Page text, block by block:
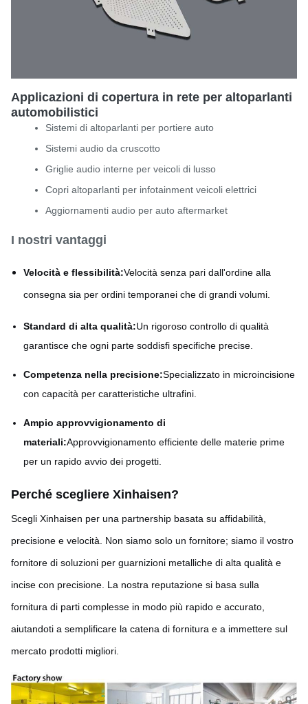
Applicazioni di copertura in rete per altoparlanti
automobilistici
Sistemi di altoparlanti per portiere auto
Sistemi audio da cruscotto
Griglie audio interne per veicoli di lusso
Copri altoparlanti per infotainment veicoli elettrici
Aggiornamenti audio per auto aftermarket
I nostri vantaggi
Velocità e flessibilità:Velocità senza pari dall'ordine alla
consegna sia per ordini temporanei che di grandi volumi.
Standard di alta qualità:Un rigoroso controllo di qualità
garantisce che ogni parte soddisfi specifiche precise.
Competenza nella precisione:Specializzato in microincisione
con capacità per caratteristiche ultrafini.
Ampio approvvigionamento di
materiali:Approvvigionamento efficiente delle materie prime
per un rapido avvio dei progetti.
Perché scegliere Xinhaisen?
Scegli Xinhaisen per una partnership basata su affidabilità,
precisione e velocità. Non siamo solo un fornitore; siamo il vostro
fornitore di soluzioni per guarnizioni metalliche di alta qualità e
incise con precisione. La nostra reputazione si basa sulla
fornitura di parti complesse in modo più rapido e accurato,
aiutandoti a semplificare la catena di fornitura e a immettere sul
mercato prodotti migliori.